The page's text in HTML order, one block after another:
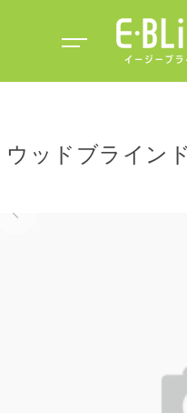
ウッドブライン